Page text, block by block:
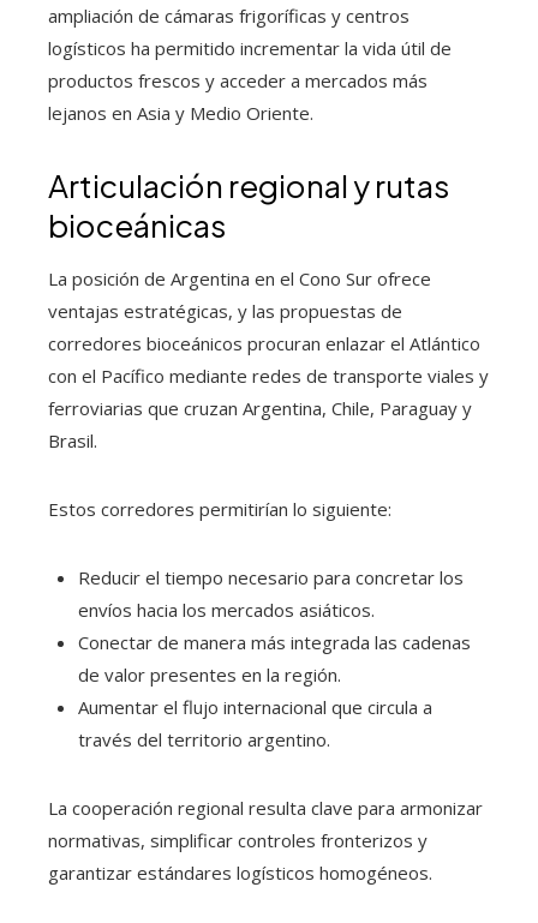
ampliación de cámaras frigoríficas y centros
logísticos ha permitido incrementar la vida útil de
productos frescos y acceder a mercados más
lejanos en Asia y Medio Oriente.
Articulación regional y rutas
bioceánicas
La posición de Argentina en el Cono Sur ofrece
ventajas estratégicas, y las propuestas de
corredores bioceánicos procuran enlazar el Atlántico
con el Pacífico mediante redes de transporte viales y
ferroviarias que cruzan Argentina, Chile, Paraguay y
Brasil.
Estos corredores permitirían lo siguiente:
Reducir el tiempo necesario para concretar los
envíos hacia los mercados asiáticos.
Conectar de manera más integrada las cadenas
de valor presentes en la región.
Aumentar el flujo internacional que circula a
través del territorio argentino.
La cooperación regional resulta clave para armonizar
normativas, simplificar controles fronterizos y
garantizar estándares logísticos homogéneos.